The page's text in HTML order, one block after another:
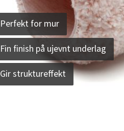
Perfekt for mur
Fin finish på ujevnt underlag
Gir struktureffekt